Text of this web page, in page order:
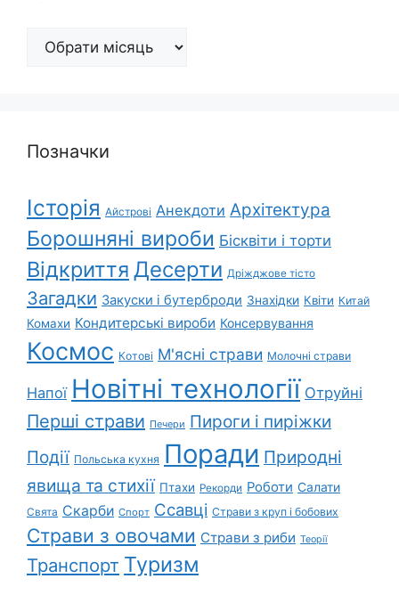
Архіви
Позначки
Історія Айстрові Анекдоти Архітектура
Борошняні вироби Бісквіти і торти
Відкриття Десерти Дріжджове тісто
Загадки Закуски і бутерброди Знахідки Квіти Китай
Комахи Кондитерські вироби Консервування
Космос Котові М'ясні страви Молочні страви
Напої Новітні технології Отруйні
Перші страви Печери Пироги і пиріжки
Події Польська кухня Поради Природні
явища та стихії Птахи Рекорди Роботи Салати
Свята Скарби Спорт Ссавці Страви з круп і бобових
Страви з овочами Страви з риби Теорії
Транспорт Туризм